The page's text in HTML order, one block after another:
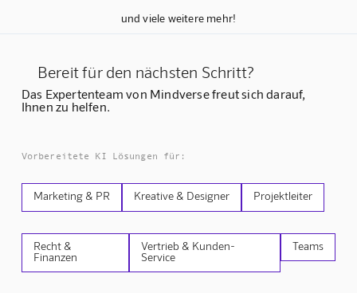
und viele weitere mehr!
Bereit für den nächsten Schritt?
Das Expertenteam von Mindverse freut sich darauf,
Ihnen zu helfen.
Vorbereitete KI Lösungen für:
Marketing & PR Kreative & Designer Projektleiter
Recht &
Finanzen
Vertrieb & Kunden-
Service
Teams